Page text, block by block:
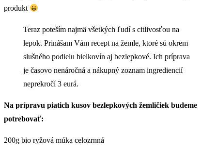
produkt
Teraz poteším najmä všetkých ľudí s citlivosťou na
lepok. Prinášam Vám recept na žemle, ktoré sú okrem
slušného podielu bielkovín aj bezlepkové. Ich príprava
je časovo nenáročná a nákupný zoznam ingrediencií
neprekročí 3 eurá.
Na prípravu piatich kusov bezlepkových žemličiek budeme
potrebovať:
200g bio ryžová múka celozrnná